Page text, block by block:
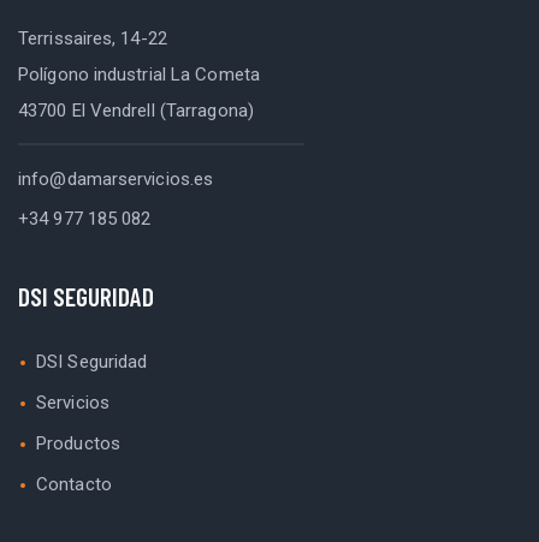
Terrissaires, 14-22
Polígono industrial La Cometa
43700 El Vendrell (Tarragona)
info@damarservicios.es
+34 977 185 082
DSI SEGURIDAD
DSI Seguridad
Servicios
Productos
Contacto